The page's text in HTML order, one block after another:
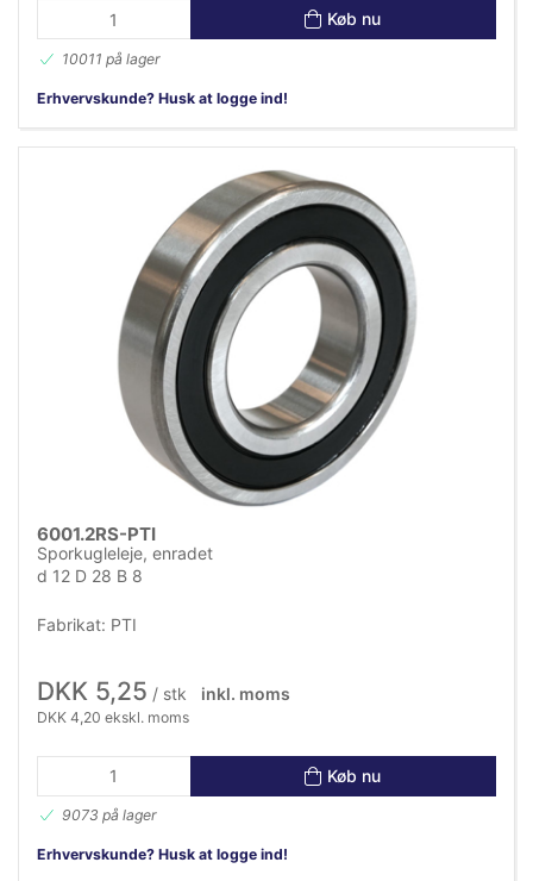
Køb nu
10011 på lager
Erhvervskunde? Husk at logge ind!
6001.2RS-PTI
Sporkugleleje, enradet
d 12 D 28 B 8
Fabrikat: PTI
DKK 5,25 / stk inkl. moms
DKK 4,20 ekskl. moms
Køb nu
9073 på lager
Erhvervskunde? Husk at logge ind!